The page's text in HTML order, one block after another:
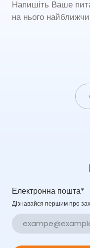
Напишіть Ваше
на нього
Електронна пошта*
Дізнавайся першим про